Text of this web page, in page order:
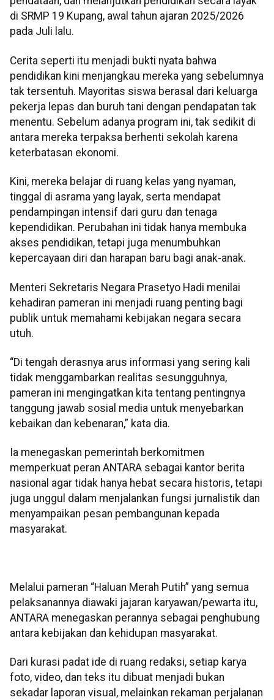
di SRMP 19 Kupang, awal tahun ajaran 2025/2026
pada Juli lalu.
Cerita seperti itu menjadi bukti nyata bahwa
pendidikan kini menjangkau mereka yang sebelumnya
tak tersentuh. Mayoritas siswa berasal dari keluarga
pekerja lepas dan buruh tani dengan pendapatan tak
menentu. Sebelum adanya program ini, tak sedikit di
antara mereka terpaksa berhenti sekolah karena
keterbatasan ekonomi.
Kini, mereka belajar di ruang kelas yang nyaman,
tinggal di asrama yang layak, serta mendapat
pendampingan intensif dari guru dan tenaga
kependidikan. Perubahan ini tidak hanya membuka
akses pendidikan, tetapi juga menumbuhkan
kepercayaan diri dan harapan baru bagi anak-anak.
Menteri Sekretaris Negara Prasetyo Hadi menilai
kehadiran pameran ini menjadi ruang penting bagi
publik untuk memahami kebijakan negara secara
utuh.
“Di tengah derasnya arus informasi yang sering kali
tidak menggambarkan realitas sesungguhnya,
pameran ini mengingatkan kita tentang pentingnya
tanggung jawab sosial media untuk menyebarkan
kebaikan dan kebenaran,” kata dia.
Ia menegaskan pemerintah berkomitmen
memperkuat peran ANTARA sebagai kantor berita
nasional agar tidak hanya hebat secara historis, tetapi
juga unggul dalam menjalankan fungsi jurnalistik dan
menyampaikan pesan pembangunan kepada
masyarakat.
Melalui pameran “Haluan Merah Putih” yang semua
pelaksanannya diawaki jajaran karyawan/pewarta itu,
ANTARA menegaskan perannya sebagai penghubung
antara kebijakan dan kehidupan masyarakat.
Dari kurasi padat ide di ruang redaksi, setiap karya
foto, video, dan teks itu dibuat menjadi bukan
sekadar laporan visual, melainkan rekaman perjalanan